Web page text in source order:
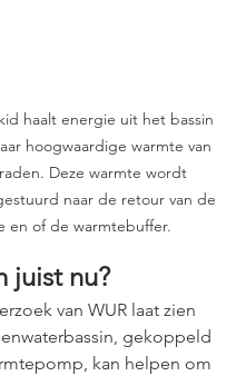
haalt energie uit het bassin
hoogwaardige warmte van
Deze warmte wordt
naar de retour van de
en of de warmtebuffer.
juist nu?
van WUR laat zien
gekoppeld
kan helpen om